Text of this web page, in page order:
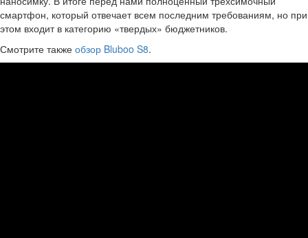
смартфон, который отвечает всем последним требованиям, но при
этом входит в категорию «твердых» бюджетников.
Смотрите также обзор Bluboo S8.